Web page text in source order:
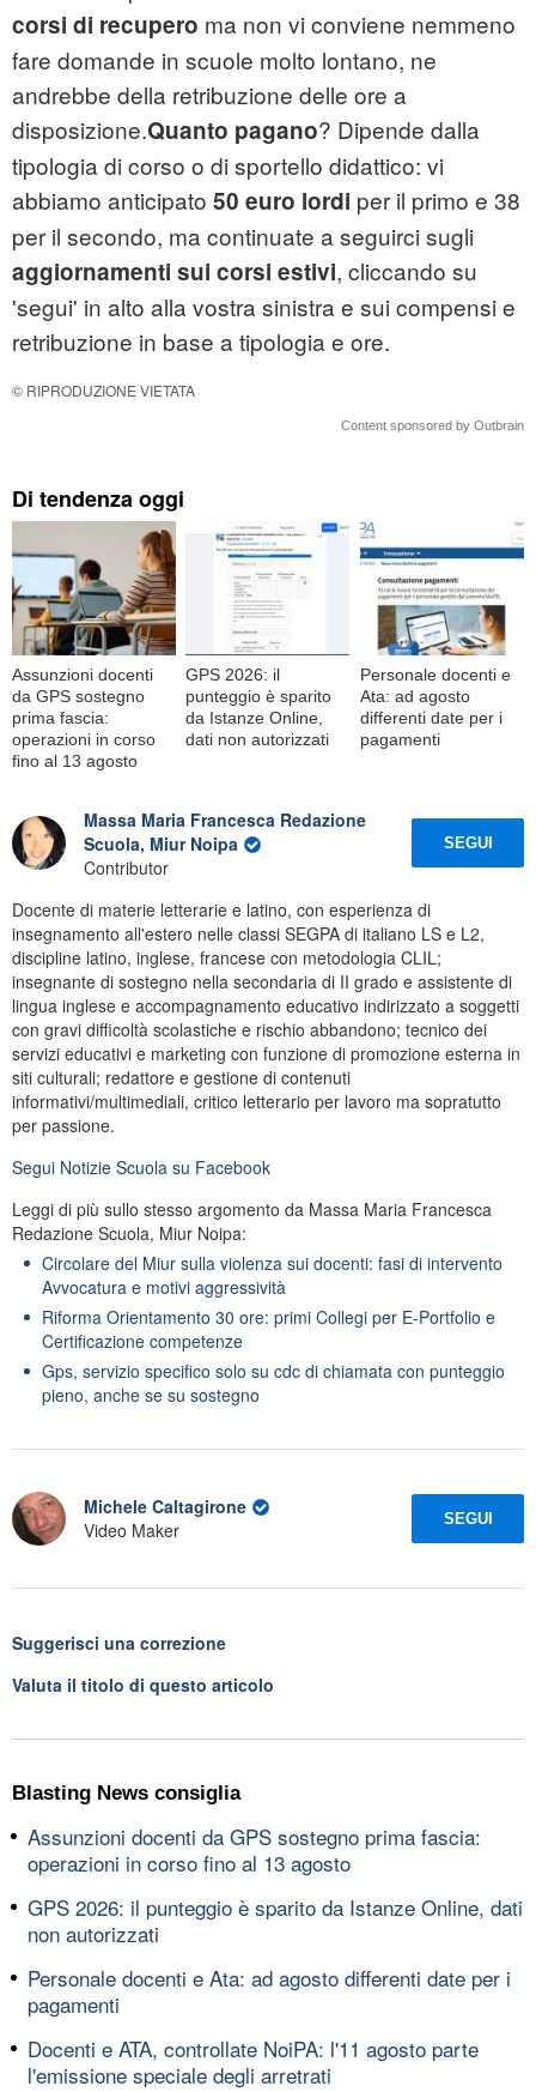
corsi di recupero ma non vi conviene nemmeno
fare domande in scuole molto lontano, ne
andrebbe della retribuzione delle ore a
disposizione.Quanto pagano? Dipende dalla
tipologia di corso o di sportello didattico: vi
abbiamo anticipato 50 euro lordi per il primo e 38
per il secondo, ma continuate a seguirci sugli
aggiornamenti sui corsi estivi, cliccando su
'segui' in alto alla vostra sinistra e sui compensi e
retribuzione in base a tipologia e ore.
© RIPRODUZIONE VIETATA
Content sponsored by Outbrain
Di tendenza oggi
Assunzioni docenti
da GPS sostegno
prima fascia:
operazioni in corso
fino al 13 agosto
GPS 2026: il
punteggio è sparito
da Istanze Online,
dati non autorizzati
Personale docenti e
Ata: ad agosto
differenti date per i
pagamenti
Massa Maria Francesca Redazione
Scuola, Miur Noipa
Contributor
SEGUI
Docente di materie letterarie e latino, con esperienza di
insegnamento all'estero nelle classi SEGPA di italiano LS e L2,
discipline latino, inglese, francese con metodologia CLIL;
insegnante di sostegno nella secondaria di II grado e assistente di
lingua inglese e accompagnamento educativo indirizzato a soggetti
con gravi difficoltà scolastiche e rischio abbandono; tecnico dei
servizi educativi e marketing con funzione di promozione esterna in
siti culturali; redattore e gestione di contenuti
informativi/multimediali, critico letterario per lavoro ma sopratutto
per passione.
Segui Notizie Scuola su Facebook
Leggi di più sullo stesso argomento da Massa Maria Francesca
Redazione Scuola, Miur Noipa:
Circolare del Miur sulla violenza sui docenti: fasi di intervento
Avvocatura e motivi aggressività
Riforma Orientamento 30 ore: primi Collegi per E-Portfolio e
Certificazione competenze
Gps, servizio specifico solo su cdc di chiamata con punteggio
pieno, anche se su sostegno
Michele Caltagirone
Video Maker
SEGUI
Suggerisci una correzione
Valuta il titolo di questo articolo
Blasting News consiglia
Assunzioni docenti da GPS sostegno prima fascia:
operazioni in corso fino al 13 agosto
GPS 2026: il punteggio è sparito da Istanze Online, dati
non autorizzati
Personale docenti e Ata: ad agosto differenti date per i
pagamenti
Docenti e ATA, controllate NoiPA: l'11 agosto parte
l'emissione speciale degli arretrati